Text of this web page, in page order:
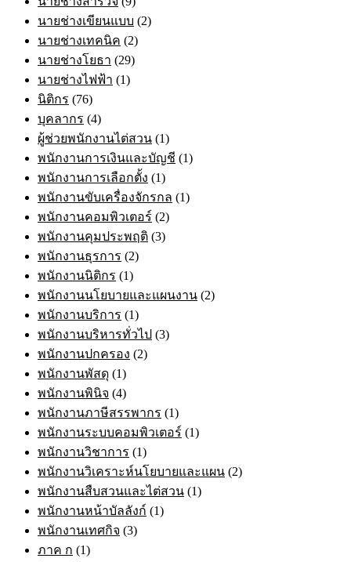
นายช่างเขียนแบบ (2)
นายช่างเทคนิค (2)
นายช่างโยธา (29)
นายช่างไฟฟ้า (1)
นิติกร (76)
บุคลากร (4)
ผู้ช่วยพนักงานไต่สวน (1)
พนักงานการเงินและบัญชี (1)
พนักงานการเลือกตั้ง (1)
พนักงานขับเครื่องจักรกล (1)
พนักงานคอมพิวเตอร์ (2)
พนักงานคุมประพฤติ (3)
พนักงานธุรการ (2)
พนักงานนิติกร (1)
พนักงานนโยบายและแผนงาน (2)
พนักงานบริการ (1)
พนักงานบริหารทั่วไป (3)
พนักงานปกครอง (2)
พนักงานพัสดุ (1)
พนักงานพินิจ (4)
พนักงานภาษีสรรพากร (1)
พนักงานระบบคอมพิวเตอร์ (1)
พนักงานวิชาการ (1)
พนักงานวิเคราะห์นโยบายและแผน (2)
พนักงานสืบสวนและไต่สวน (1)
พนักงานหน้าบัลลังก์ (1)
พนักงานเทศกิจ (3)
ภาค ก (1)